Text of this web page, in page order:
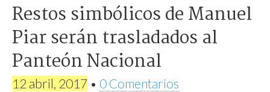
Restos simbólicos de Manuel
Piar serán trasladados al
Panteón Nacional
12 abril, 2017 • 0 Comentarios